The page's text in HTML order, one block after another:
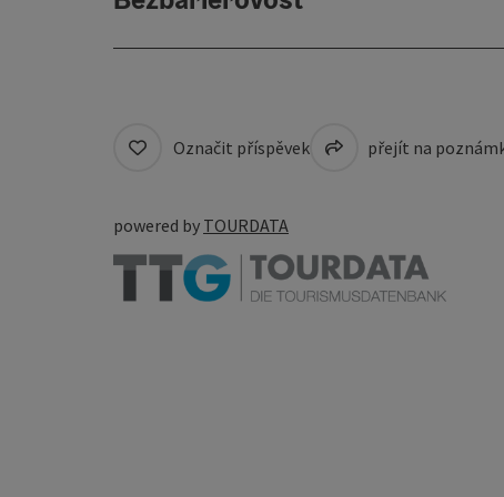
Označit příspěvek přejít na
powered by TOURDATA